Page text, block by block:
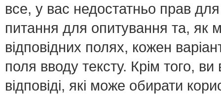
все, у вас недостатньо прав
питання для опитування та, як
відповідних полях, кожен
поля вводу тексту. Крім того, ви
відповіді, які може обирати